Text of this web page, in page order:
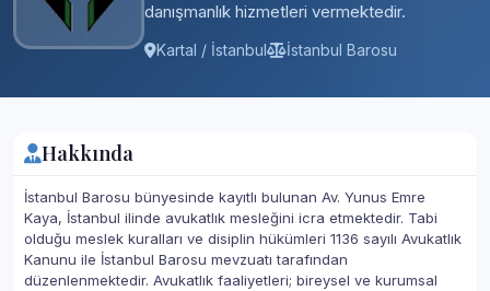
danışmanlık hizmetleri vermektedir.
Kartal / İstanbul İstanbul Barosu
Hakkında
İstanbul Barosu bünyesinde kayıtlı bulunan Av. Yunus Emre
Kaya, İstanbul ilinde avukatlık mesleğini icra etmektedir. Tabi
olduğu meslek kuralları ve disiplin hükümleri 1136 sayılı Avukatlık
Kanunu ile İstanbul Barosu mevzuatı tarafından
düzenlenmektedir. Avukatlık faaliyetleri; bireysel ve kurumsal